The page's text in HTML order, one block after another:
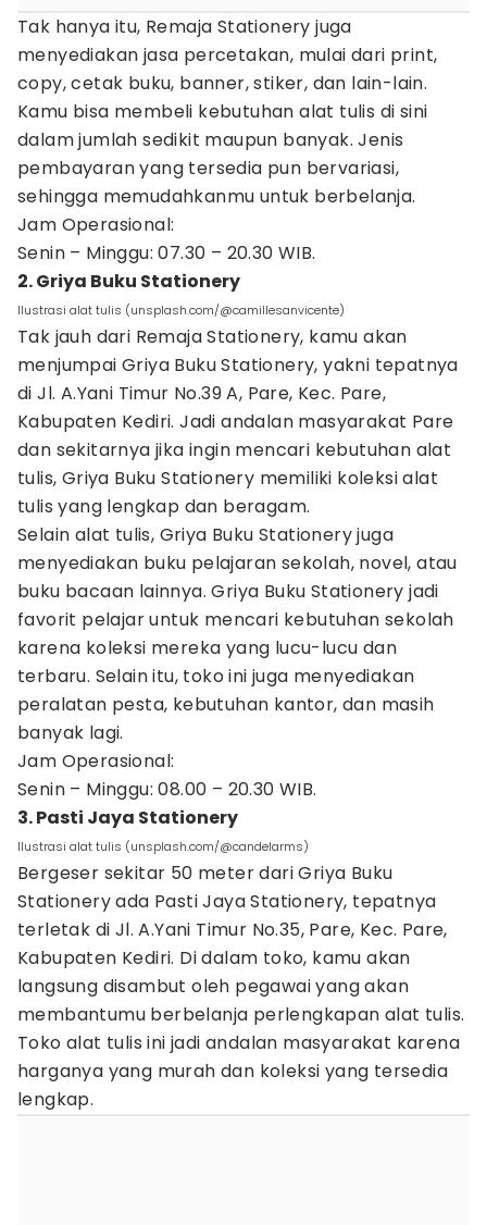
Tak hanya itu, Remaja Stationery juga
menyediakan jasa percetakan, mulai dari print,
copy, cetak buku, banner, stiker, dan lain-lain.
Kamu bisa membeli kebutuhan alat tulis di sini
dalam jumlah sedikit maupun banyak. Jenis
pembayaran yang tersedia pun bervariasi,
sehingga memudahkanmu untuk berbelanja.
Jam Operasional:
Senin – Minggu: 07.30 – 20.30 WIB.
2. Griya Buku Stationery
Ilustrasi alat tulis (unsplash.com/@camillesanvicente)
Tak jauh dari Remaja Stationery, kamu akan
menjumpai Griya Buku Stationery, yakni tepatnya
di Jl. A.Yani Timur No.39 A, Pare, Kec. Pare,
Kabupaten Kediri. Jadi andalan masyarakat Pare
dan sekitarnya jika ingin mencari kebutuhan alat
tulis, Griya Buku Stationery memiliki koleksi alat
tulis yang lengkap dan beragam.
Selain alat tulis, Griya Buku Stationery juga
menyediakan buku pelajaran sekolah, novel, atau
buku bacaan lainnya. Griya Buku Stationery jadi
favorit pelajar untuk mencari kebutuhan sekolah
karena koleksi mereka yang lucu-lucu dan
terbaru. Selain itu, toko ini juga menyediakan
peralatan pesta, kebutuhan kantor, dan masih
banyak lagi.
Jam Operasional:
Senin – Minggu: 08.00 – 20.30 WIB.
3. Pasti Jaya Stationery
Ilustrasi alat tulis (unsplash.com/@candelarms)
Bergeser sekitar 50 meter dari Griya Buku
Stationery ada Pasti Jaya Stationery, tepatnya
terletak di Jl. A.Yani Timur No.35, Pare, Kec. Pare,
Kabupaten Kediri. Di dalam toko, kamu akan
langsung disambut oleh pegawai yang akan
membantumu berbelanja perlengkapan alat tulis.
Toko alat tulis ini jadi andalan masyarakat karena
harganya yang murah dan koleksi yang tersedia
lengkap.